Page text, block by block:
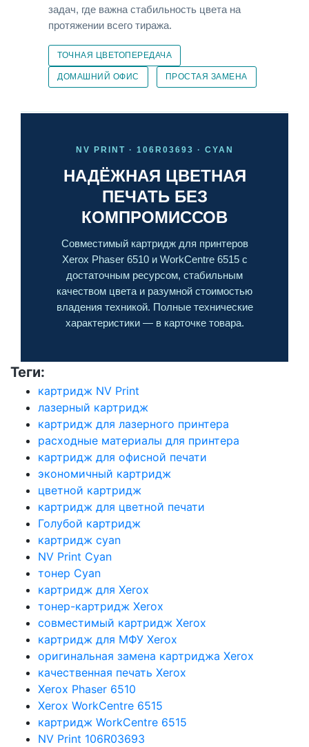
задач, где важна стабильность цвета на
протяжении всего тиража.
ТОЧНАЯ ЦВЕТОПЕРЕДАЧА
ДОМАШНИЙ ОФИС ПРОСТАЯ ЗАМЕНА
NV PRINT · 106R03693 · CYAN
НАДЁЖНАЯ ЦВЕТНАЯ
ПЕЧАТЬ БЕЗ
КОМПРОМИССОВ
Совместимый картридж для принтеров
Xerox Phaser 6510 и WorkCentre 6515 с
достаточным ресурсом, стабильным
качеством цвета и разумной стоимостью
владения техникой. Полные технические
характеристики — в карточке товара.
Теги:
картридж NV Print
лазерный картридж
картридж для лазерного принтера
расходные материалы для принтера
картридж для офисной печати
экономичный картридж
цветной картридж
картридж для цветной печати
Голубой картридж
картридж cyan
NV Print Cyan
тонер Cyan
картридж для Xerox
тонер-картридж Xerox
совместимый картридж Xerox
картридж для МФУ Xerox
оригинальная замена картриджа Xerox
качественная печать Xerox
Xerox Phaser 6510
Xerox WorkCentre 6515
картридж WorkCentre 6515
NV Print 106R03693